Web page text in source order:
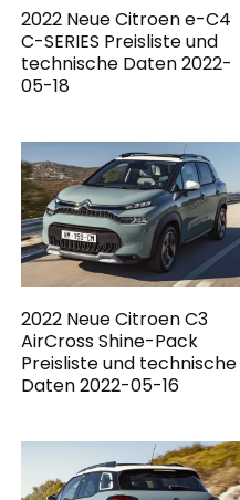
2022 Neue Citroen e-C4
C-SERIES Preisliste und
technische Daten 2022-
05-18
2022 Neue Citroen C3
AirCross Shine-Pack
Preisliste und technische
Daten 2022-05-16